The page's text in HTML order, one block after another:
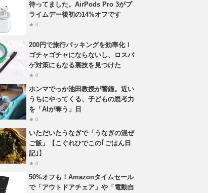
待ってました。AirPods Pro 3がプ
ライムデー後初の14%オフです
★ 0
200円で旅行パッキングを効率化！
ゴチャゴチャにならないし、ロスバ
ゲ対策にもなる裏技を見つけた
★ 0
ホンマでっか池田教授が警鐘。近い
うちにやってくる、子どもの思考力
を「AIが奪う」日
★ 0
いただいたうなぎで「うなぎの混ぜ
ご飯」【こぐれひでこの｢ごはん日
記｣】
★ 0
50%オフも！Amazonタイムセール
で「アウトドアチェア」や「電動自